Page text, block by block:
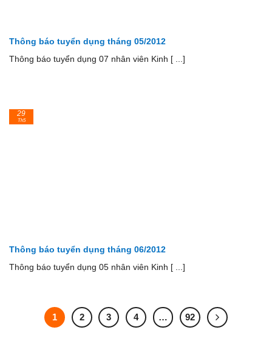
Thông báo tuyển dụng tháng 05/2012
Thông báo tuyển dụng 07 nhân viên Kinh [ ...]
Thông báo tuyển dụng tháng 06/2012
Thông báo tuyển dụng 05 nhân viên Kinh [ ...]
29
Th5
1 2 3 4 … 92